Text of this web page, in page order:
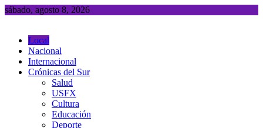
Saltar
sábado, agosto 8, 2026
Local
Nacional
Internacional
Crónicas del Sur
Salud
USFX
Cultura
Educación
Deporte